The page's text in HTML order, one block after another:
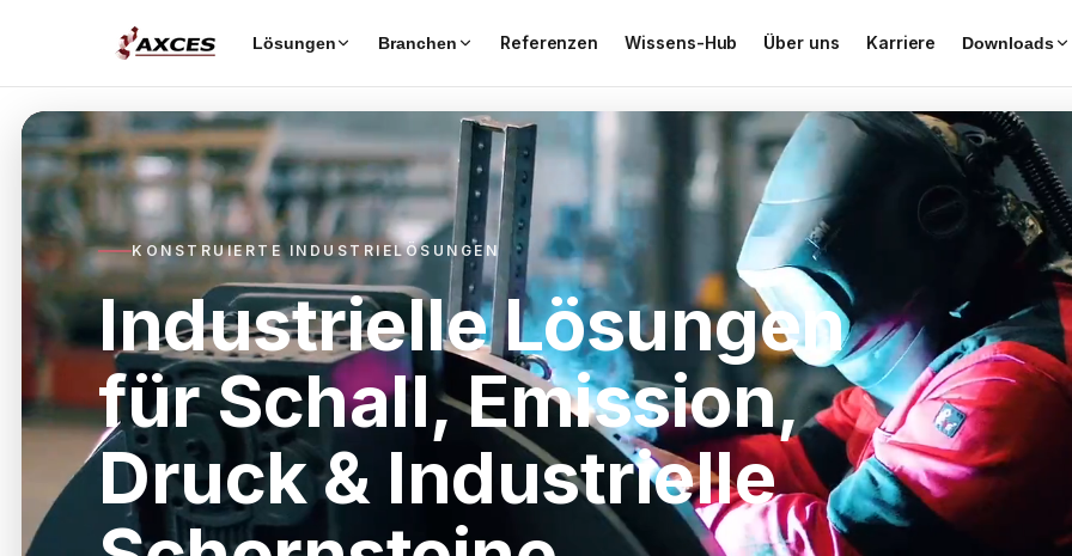
Lösungen Branchen Referenzen Wissens-Hub Über uns Karriere Downloads
KONSTRUIERTE INDUSTRIELÖSUNGEN
Industrielle Lösungen
für Schall, Emission,
Druck & Industrielle